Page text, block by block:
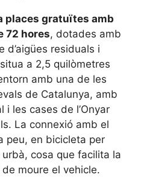
places gratuïtes amb
72 hores, dotades amb
d’aigües residuals i
a 2,5 quilòmetres
amb una de les
de Catalunya, amb
i les cases de l’Onyar
La connexió amb el
peu, en bicicleta per
cosa que facilita la
moure el vehicle.